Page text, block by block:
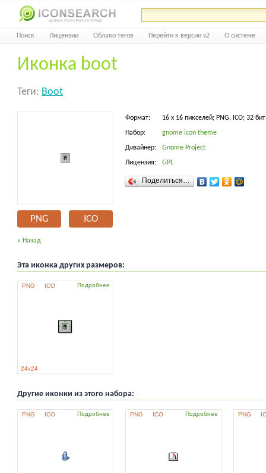
Поиск Лицензии Облако тегов Перейти к версии v2 О системе
Иконка boot
Теги: Boot
PNG ICO
Формат: 16 x 16 пикселей; PNG, ICO; 32
Набор: gnome icon theme
Дизайнер: Gnome Project
Лицензия: GPL
Поделиться…
« Назад
Эта иконка других размеров:
PNG ICO Подробнее
24x24
Другие иконки из этого набора:
PNG ICO Подробнее PNG ICO Подробнее PNG